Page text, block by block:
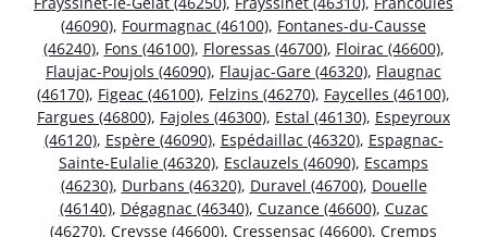
(46090), Fourmagnac (46100), Fontanes-du-Causse
(46240), Fons (46100), Floressas (46700), Floirac (46600),
Flaujac-Poujols (46090), Flaujac-Gare (46320), Flaugnac
(46170), Figeac (46100), Felzins (46270), Faycelles (46100),
Fargues (46800), Fajoles (46300), Estal (46130), Espeyroux
(46120), Espère (46090), Espédaillac (46320), Espagnac-
Sainte-Eulalie (46320), Esclauzels (46090), Escamps
(46230), Durbans (46320), Duravel (46700), Douelle
(46140), Dégagnac (46340), Cuzance (46600), Cuzac
(46270), Creysse (46600), Cressensac (46600), Cremps